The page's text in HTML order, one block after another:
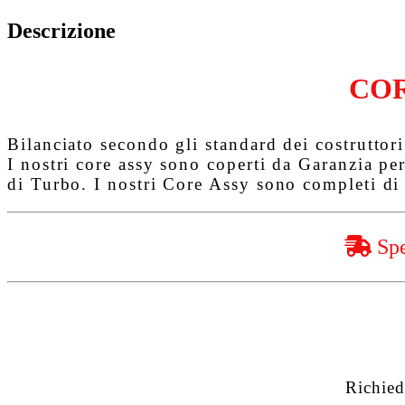
Descrizione
Bilanciato secondo gli standard dei
I nostri core assy sono coperti daGaranzia
di Turbo. I nostri Core Assy sono completi